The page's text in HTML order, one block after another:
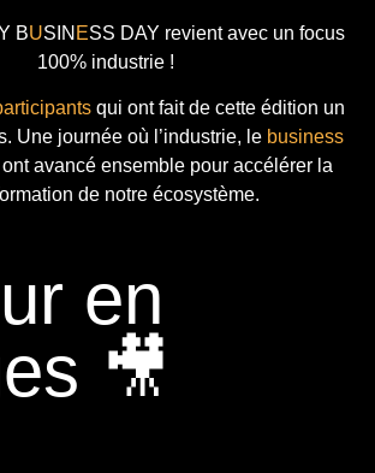
BUSIN ESS DAY revient avec un focus
100% industrie !
qui ont fait de cette édition un
Une journée où l’industrie, le business
ont avancé ensemble pour accélérer la
de notre écosystème.
en
🎥